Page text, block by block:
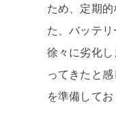
ため、定期
た、バッテ
徐々に劣化
ってきたと
を準備してお